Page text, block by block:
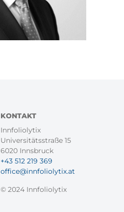
KONTAKT
Innfoliolytix
Universitätsstraße 15
6020 Innsbruck
+43 512 219 369
office@innfoliolytix.at
© 2024 Innfoliolytix